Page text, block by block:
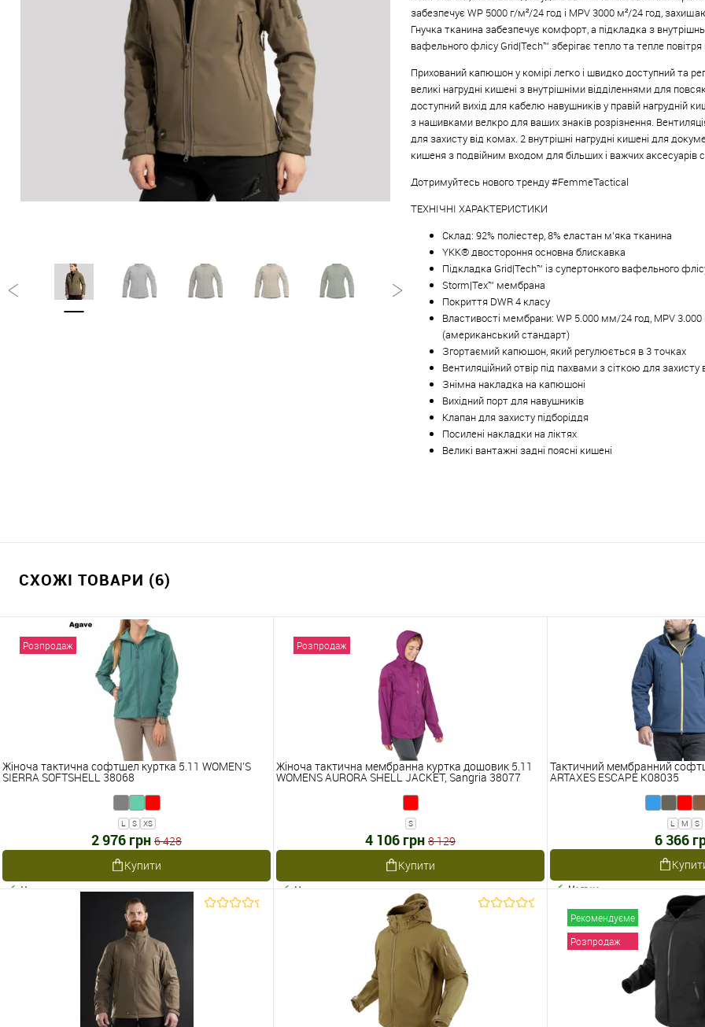
забезпечує WP 5000 г/м²/24 год і MPV 3000 м²/24 год,
Гнучка тканина забезпечує комфорт, а підкладка з
вафельного флісу Grid|Tech™ зберігає тепло та тепле повітря
Прихований капюшон у комірі легко і швидко доступний та
великі нагрудні кишені з внутрішніми відділеннями для
доступний вихід для кабелю навушників у правій нагрудній
з нашивками велкро для ваших знаків розрізнення.
для захисту від комах. 2 внутрішні нагрудні кишені для
кишеня з подвійним входом для більших і важчих аксесуарів
Дотримуйтесь нового тренду #FemmeTactical
ТЕХНІЧНІ ХАРАКТЕРИСТИКИ
Склад: 92% поліестер, 8% еластан м'яка тканина
YKK® двостороння основна блискавка
Підкладка Grid|Tech™ із супертонкого вафельного
Storm|Tex™ мембрана
Покриття DWR 4 класу
Властивості мембрани: WP 5.000 мм/24 год, MPV 3.000
(американський стандарт)
Згортаємий капюшон, який регулюється в 3 точках
Вентиляційний отвір під пахвами з сіткою для захисту
Знімна накладка на капюшоні
Вихідний порт для навушників
Клапан для захисту підборіддя
Посилені накладки на ліктях
Великі вантажні задні поясні кишені
СХОЖІ ТОВАРИ (6)
Розпродаж
Жіноча тактична софтшел куртка 5.11 WOMEN’S
SIERRA SOFTSHELL 38068
L S XS
2 976 грн 6 428
Купити
Наявне
Розпродаж
Жіноча тактична мембранна куртка дощовик 5.11
WOMENS AURORA SHELL JACKET, Sangria 38077
S
4 106 грн 8 129
Купити
Наявне
Тактичний мембранний
ARTAXES ESCAPE K08035
L M S
6 366
Наявне
Рекомендуєме
Розпродаж